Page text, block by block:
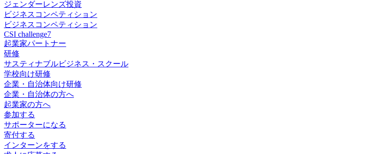
ジェンダーレンズ投資
ビジネスコンペティション
ビジネスコンペティション
CSI challenge7
起業家パートナー
研修
サスティナブルビジネス・スクール
学校向け研修
企業・自治体向け研修
企業・自治体の方へ
起業家の方へ
参加する
サポーターになる
寄付する
インターンをする